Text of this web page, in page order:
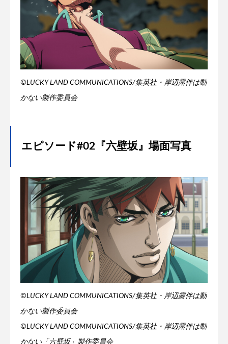
©LUCKY LAND COMMUNICATIONS/集英社・岸辺露伴は動
かない製作委員会
エピソード#02『六壁坂』場面写真
©LUCKY LAND COMMUNICATIONS/集英社・岸辺露伴は動
かない製作委員会
©LUCKY LAND COMMUNICATIONS/集英社・岸辺露伴は動
かない「六壁坂」製作委員会